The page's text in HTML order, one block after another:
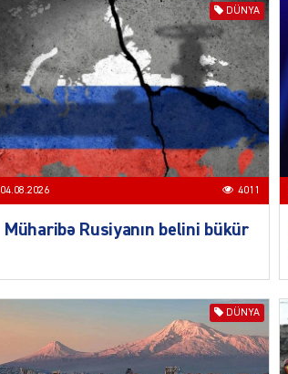
DÜNYA
04.08.2026 4011
Müharibə Rusiyanın belini bükür
DÜNYA